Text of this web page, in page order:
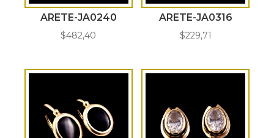
ARETE-JA0240
$482,40
ARETE-JA0316
$229,71